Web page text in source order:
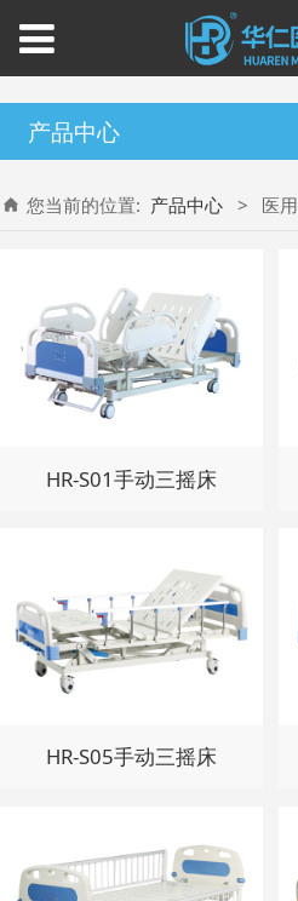
产品中心
您当前的位置: 产品中心 > 医
HR-S01手动三摇床
HR-S05手动三摇床